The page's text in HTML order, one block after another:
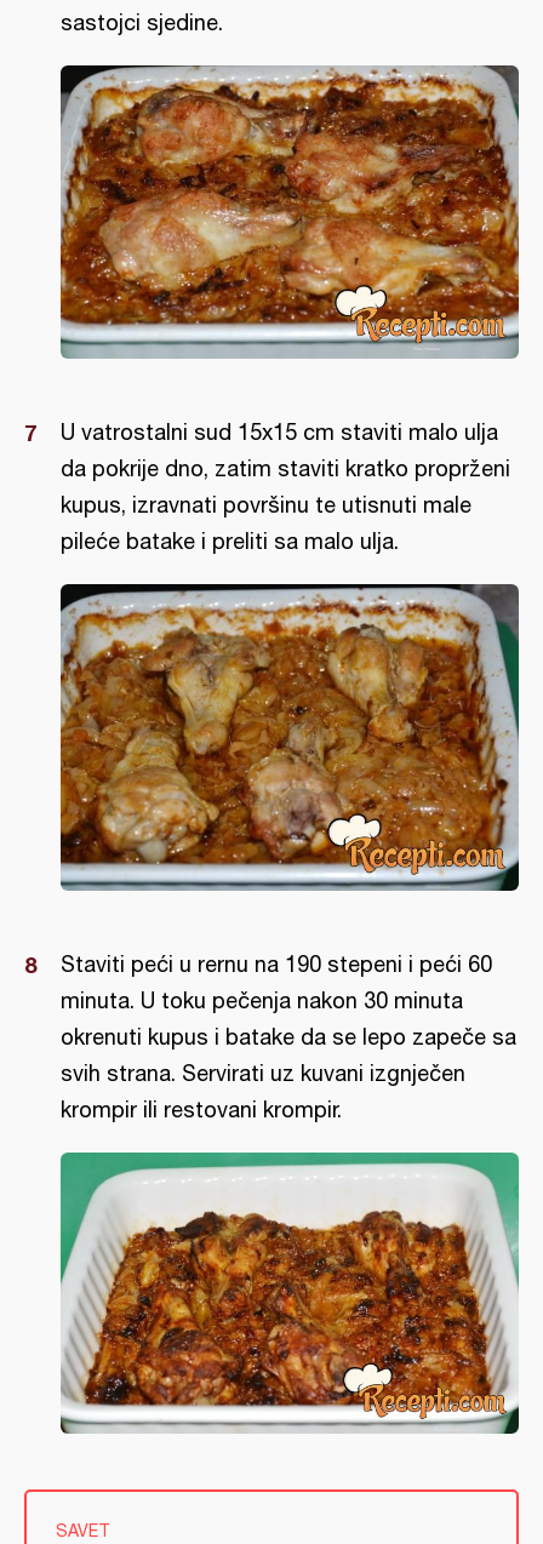
sastojci sjedine.
U vatrostalni sud 15x15 cm staviti malo ulja
da pokrije dno, zatim staviti kratko proprženi
kupus, izravnati površinu te utisnuti male
pileće batake i preliti sa malo ulja.
Staviti peći u rernu na 190 stepeni i peći 60
minuta. U toku pečenja nakon 30 minuta
okrenuti kupus i batake da se lepo zapeče sa
svih strana. Servirati uz kuvani izgnječen
krompir ili restovani krompir.
SAVET